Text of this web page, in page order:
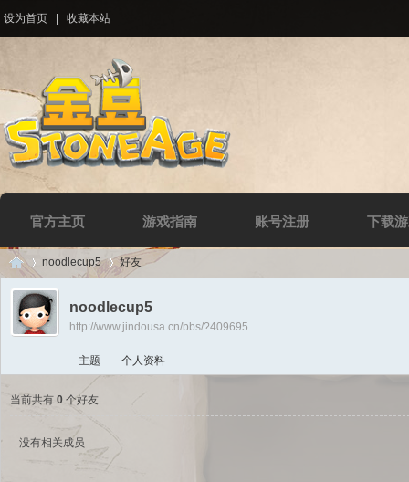
设为首页 收藏本站
官方主页 游戏指南 账号注册 下载
Di ›
noodlecup5 好友
noodlecup5
http://www.jindousa.cn/bbs/?409695
主题 个人资料
当前共有 0 个好友
没有相关成员